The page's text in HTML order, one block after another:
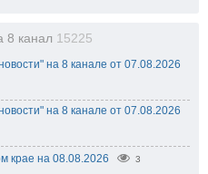
8 канал 15225
на 8 канале от 07.08.2026
на 8 канале от 07.08.2026
крае на 08.08.2026 3